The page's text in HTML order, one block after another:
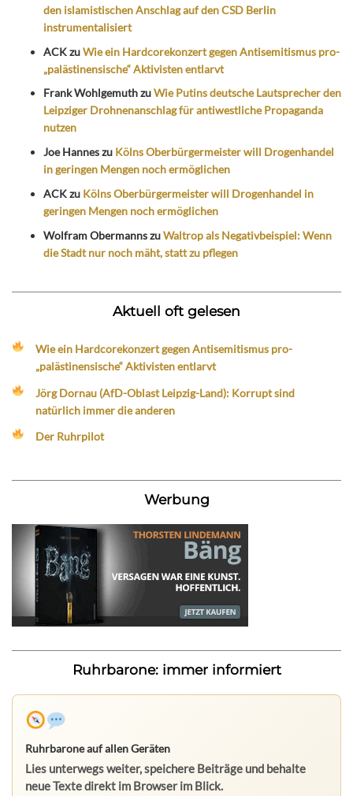
den islamistischen Anschlag auf den CSD Berlin
instrumentalisiert
ACKzuWie ein Hardcorekonzert gegen Antisemitismus pro-
„palästinensische“ Aktivisten entlarvt
Frank WohlgemuthzuWie Putins deutsche Lautsprecher den
Leipziger Drohnenanschlag für antiwestliche Propaganda
nutzen
Joe Hanneszu Kölns Oberbürgermeister will Drogenhandel
in geringen Mengen noch ermöglichen
ACKzu Kölns Oberbürgermeister will Drogenhandel in
geringen Mengen noch ermöglichen
Wolfram ObermannszuWaltrop als Negativbeispiel: Wenn
die Stadt nur noch mäht, statt zu pflegen
Aktuell oft gelesen
Wie ein Hardcorekonzert gegen Antisemitismus pro-
„palästinensische“ Aktivisten entlarvt
Jörg Dornau (AfD-Oblast Leipzig-Land): Korrupt sind
natürlich immer die anderen
Der Ruhrpilot
Werbung
Ruhrbarone: immer informiert
Ruhrbarone auf allen Geräten
Lies unterwegs weiter, speichere Beiträge und behalte
neue Texte direkt im Browser im Blick.